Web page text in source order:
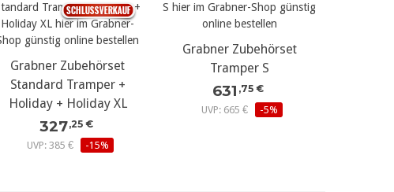
mehr Details...
Grabner Zubehörset
Standard Tramper +
Holiday + Holiday XL
327,25 €
UVP: 385 €
-15%
mehr Details...
Grabner Zubehörset
Tramper S
631 ,75 €
UVP: 665 €
-5%